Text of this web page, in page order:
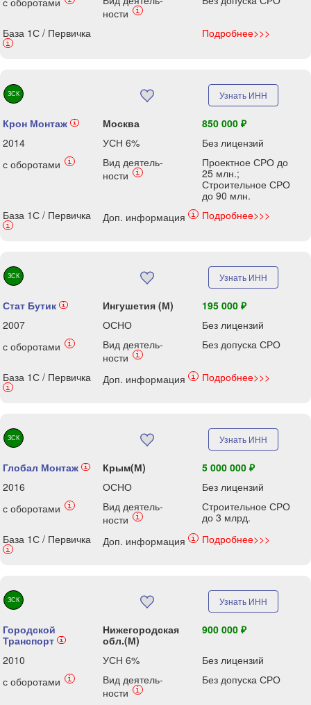
ности
i
База 1С / Первичка
i
Подробнее>>>
ЗСК Узнать ИНН
Крон Монтаж i Москва
850 000 ₽
2014
УСН 6%
Без лицензий
с оборотами
i
Вид деятель-
ности
i
Проектное СРО до
25 млн.;
Строительное СРО
до 90 млн.
База 1С / Первичка
i
Доп. информация i Подробнее>>>
ЗСК Узнать ИНН
Стат Бутик i Ингушетия (М)
195 000 ₽
2007
ОСНО
Без лицензий
с оборотами
i
Вид деятель-
ности
i
Без допуска СРО
База 1С / Первичка
i
Доп. информация i Подробнее>>>
ЗСК Узнать ИНН
Глобал Монтаж i Крым(М)
5 000 000 ₽
2016
ОСНО
Без лицензий
с оборотами
i
Вид деятель-
ности
i
Строительное СРО
до 3 млрд.
База 1С / Первичка
i
Доп. информация i Подробнее>>>
ЗСК Узнать ИНН
Городской
Транспорт i
Нижегородская
обл.(М)
900 000 ₽
2010 УСН 6%
Без лицензий
с оборотами
i
Вид деятель-
ности
i
Без допуска СРО